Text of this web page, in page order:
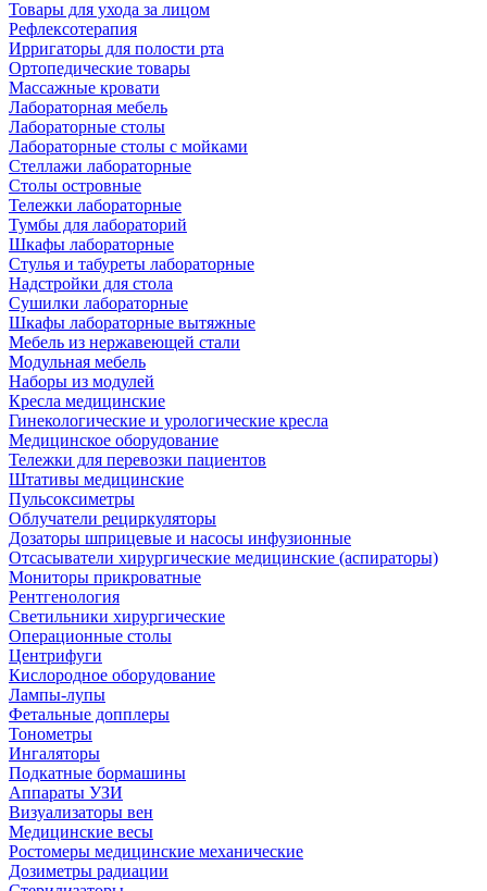
Товары для ухода за лицом
Рефлексотерапия
Ирригаторы для полости рта
Ортопедические товары
Массажные кровати
Лабораторная мебель
Лабораторные столы
Лабораторные столы с мойками
Стеллажи лабораторные
Столы островные
Тележки лабораторные
Тумбы для лабораторий
Шкафы лабораторные
Стулья и табуреты лабораторные
Надстройки для стола
Сушилки лабораторные
Шкафы лабораторные вытяжные
Мебель из нержавеющей стали
Модульная мебель
Наборы из модулей
Кресла медицинские
Гинекологические и урологические кресла
Медицинское оборудование
Тележки для перевозки пациентов
Штативы медицинские
Пульсоксиметры
Облучатели рециркуляторы
Дозаторы шприцевые и насосы инфузионные
Отсасыватели хирургические медицинские (аспираторы)
Мониторы прикроватные
Рентгенология
Светильники хирургические
Операционные столы
Центрифуги
Кислородное оборудование
Лампы-лупы
Фетальные допплеры
Тонометры
Ингаляторы
Подкатные бормашины
Аппараты УЗИ
Визуализаторы вен
Медицинские весы
Ростомеры медицинские механические
Дозиметры радиации